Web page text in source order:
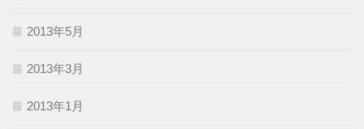
2013年5月
2013年3月
2013年1月